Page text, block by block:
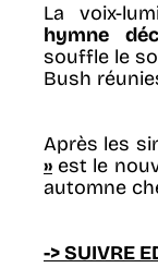
La voix-
hymne
souffle le
Bush
Après les
» est le
automne
-> SUIVRE